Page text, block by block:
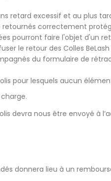
retard excessif et au plus
correctement
pourront faire l'objet d'un
le retour des Colles
du formulaire de
pour lesquels aucun
devra nous être envoyé à
donnera lieu à un